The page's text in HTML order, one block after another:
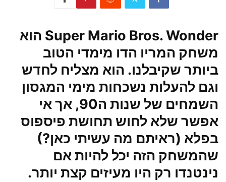
Super Mario Bros. Wonder הוא
משחק המריו הדו מימדי הטוב
ביותר שקיבלנו. הוא מצליח לחדש
וגם להעלות נשכחות מימי המגסון
השמחים של שנות ה90, אך אי
אפשר שלא לחוש תחושת פיספוס
בפלא (ראיתם מה עשיתי כאן?)
שהמשחק הזה יכל להיות אם
נינטנדו רק היו מעיזים קצת יותר.